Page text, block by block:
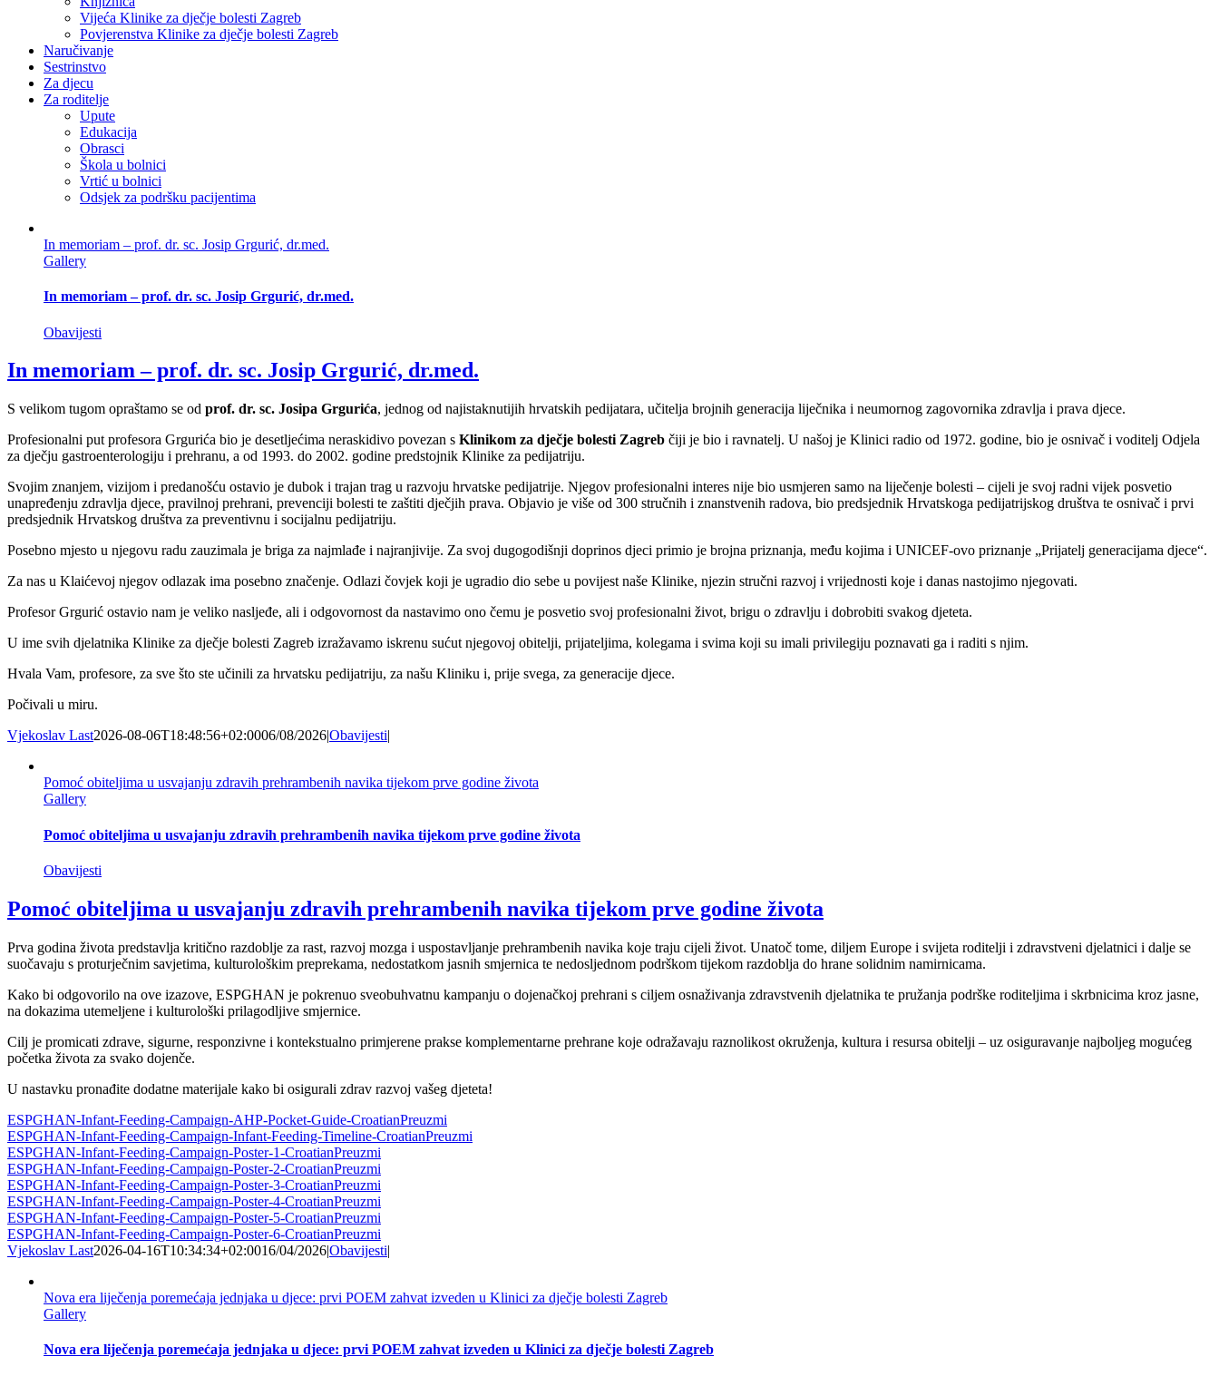
Vijeća Klinike za dječje bolesti Zagreb
Povjerenstva Klinike za dječje bolesti Zagreb
Naručivanje
Sestrinstvo
Za djecu
Za roditelje
Upute
Edukacija
Obrasci
Škola u bolnici
Vrtić u bolnici
Odsjek za podršku pacijentima
In memoriam – prof. dr. sc. Josip Grgurić, dr.med.
Gallery
In memoriam – prof. dr. sc. Josip Grgurić, dr.med.
Obavijesti
In memoriam – prof. dr. sc. Josip Grgurić, dr.med.
S velikom tugom opraštamo se od prof. dr. sc. Josipa Grgurića, jednog od najistaknutijih hrvatskih pedijatara, učitelja brojnih generacija liječnika i neumornog zagovornika zdravlja i prava djece.
Profesionalni put profesora Grgurića bio je desetljećima neraskidivo povezan s Klinikom za dječje bolesti Zagreb čiji je bio i ravnatelj. U našoj je Klinici radio od 1972. godine, bio je osnivač i voditelj Odjela
za dječju gastroenterologiju i prehranu, a od 1993. do 2002. godine predstojnik Klinike za pedijatriju.
Svojim znanjem, vizijom i predanošću ostavio je dubok i trajan trag u razvoju hrvatske pedijatrije. Njegov profesionalni interes nije bio usmjeren samo na liječenje bolesti – cijeli je svoj radni vijek posvetio
unapređenju zdravlja djece, pravilnoj prehrani, prevenciji bolesti te zaštiti dječjih prava. Objavio je više od 300 stručnih i znanstvenih radova, bio predsjednik Hrvatskoga pedijatrijskog društva te osnivač i prvi
predsjednik Hrvatskog društva za preventivnu i socijalnu pedijatriju.
Posebno mjesto u njegovu radu zauzimala je briga za najmlađe i najranjivije. Za svoj dugogodišnji doprinos djeci primio je brojna priznanja, među kojima i UNICEF-ovo priznanje „Prijatelj generacijama djece“.
Za nas u Klaićevoj njegov odlazak ima posebno značenje. Odlazi čovjek koji je ugradio dio sebe u povijest naše Klinike, njezin stručni razvoj i vrijednosti koje i danas nastojimo njegovati.
Profesor Grgurić ostavio nam je veliko nasljeđe, ali i odgovornost da nastavimo ono čemu je posvetio svoj profesionalni život, brigu o zdravlju i dobrobiti svakog djeteta.
U ime svih djelatnika Klinike za dječje bolesti Zagreb izražavamo iskrenu sućut njegovoj obitelji, prijateljima, kolegama i svima koji su imali privilegiju poznavati ga i raditi s njim.
Hvala Vam, profesore, za sve što ste učinili za hrvatsku pedijatriju, za našu Kliniku i, prije svega, za generacije djece.
Počivali u miru.
Vjekoslav Last2026-08-06T18:48:56+02:0006/08/2026|Obavijesti|
Pomoć obiteljima u usvajanju zdravih prehrambenih navika tijekom prve godine života
Gallery
Pomoć obiteljima u usvajanju zdravih prehrambenih navika tijekom prve godine života
Obavijesti
Pomoć obiteljima u usvajanju zdravih prehrambenih navika tijekom prve godine života
Prva godina života predstavlja kritično razdoblje za rast, razvoj mozga i uspostavljanje prehrambenih navika koje traju cijeli život. Unatoč tome, diljem Europe i svijeta roditelji i zdravstveni djelatnici i dalje se
suočavaju s proturječnim savjetima, kulturološkim preprekama, nedostatkom jasnih smjernica te nedosljednom podrškom tijekom razdoblja do hrane solidnim namirnicama.
Kako bi odgovorilo na ove izazove, ESPGHAN je pokrenuo sveobuhvatnu kampanju o dojenačkoj prehrani s ciljem osnaživanja zdravstvenih djelatnika te pružanja podrške roditeljima i skrbnicima kroz jasne,
na dokazima utemeljene i kulturološki prilagodljive smjernice.
Cilj je promicati zdrave, sigurne, responzivne i kontekstualno primjerene prakse komplementarne prehrane koje odražavaju raznolikost okruženja, kultura i resursa obitelji – uz osiguravanje najboljeg mogućeg
početka života za svako dojenče.
U nastavku pronađite dodatne materijale kako bi osigurali zdrav razvoj vašeg djeteta!
ESPGHAN-Infant-Feeding-Campaign-AHP-Pocket-Guide-CroatianPreuzmi
ESPGHAN-Infant-Feeding-Campaign-Infant-Feeding-Timeline-CroatianPreuzmi
ESPGHAN-Infant-Feeding-Campaign-Poster-1-CroatianPreuzmi
ESPGHAN-Infant-Feeding-Campaign-Poster-2-CroatianPreuzmi
ESPGHAN-Infant-Feeding-Campaign-Poster-3-CroatianPreuzmi
ESPGHAN-Infant-Feeding-Campaign-Poster-4-CroatianPreuzmi
ESPGHAN-Infant-Feeding-Campaign-Poster-5-CroatianPreuzmi
ESPGHAN-Infant-Feeding-Campaign-Poster-6-CroatianPreuzmi
Vjekoslav Last2026-04-16T10:34:34+02:0016/04/2026|Obavijesti|
Nova era liječenja poremećaja jednjaka u djece: prvi POEM zahvat izveden u Klinici za dječje bolesti Zagreb
Gallery
Nova era liječenja poremećaja jednjaka u djece: prvi POEM zahvat izveden u Klinici za dječje bolesti Zagreb